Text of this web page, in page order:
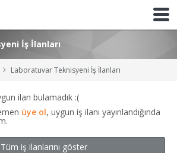
İş İlanları
Laboratuvar Teknisyeni İş İlanları
ilan bulamadık :(
üye ol, uygun iş ilanı yayınlandığında
Tüm iş ilanlarını göster